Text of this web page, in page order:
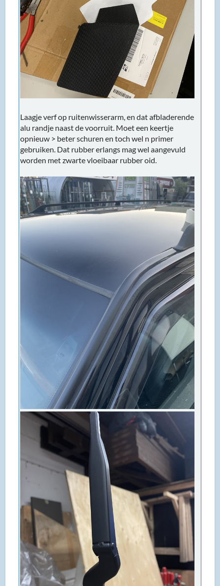
Laagje verf op ruitenwisserarm, en dat afbladerende
alu randje naast de voorruit. Moet een keertje
opnieuw > beter schuren en toch wel n primer
gebruiken. Dat rubber erlangs mag wel aangevuld
worden met zwarte vloeibaar rubber oid.